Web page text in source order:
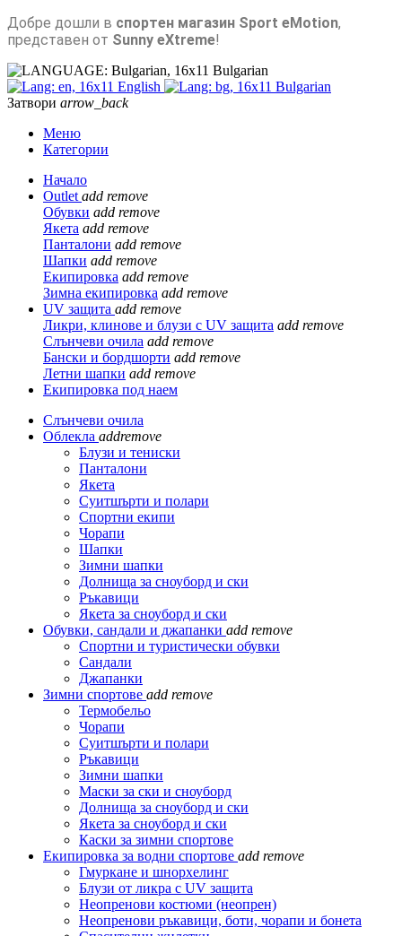
Добре дошли в спортен магазин Sport eMotion,
представен от Sunny eXtreme!
Bulgarian
English
Bulgarian
Затвори arrow_back
Меню
Категории
Начало
Outlet add remove
Обувки add remove
Якета add remove
Панталони add remove
Шапки add remove
Екипировка add remove
Зимна екипировка add remove
UV защита add remove
Ликри, клинове и блузи с UV защита add remove
Слънчеви очила add remove
Бански и бордшорти add remove
Летни шапки add remove
Екипировка под наем
Слънчеви очила
Облекла addremove
Блузи и тениски
Панталони
Якета
Суитшърти и полари
Спортни екипи
Чорапи
Шапки
Зимни шапки
Долнища за сноуборд и ски
Ръкавици
Якета за сноуборд и ски
Обувки, сандали и джапанки add remove
Спортни и туристически обувки
Сандали
Джапанки
Зимни спортове add remove
Термобельо
Чорапи
Суитшърти и полари
Ръкавици
Зимни шапки
Маски за ски и сноуборд
Долнища за сноуборд и ски
Якета за сноуборд и ски
Каски за зимни спортове
Екипировка за водни спортове add remove
Гмуркане и шнорхелинг
Блузи от ликра с UV защита
Неопренови костюми (неопрен)
Неопренови ръкавици, боти, чорапи и бонета